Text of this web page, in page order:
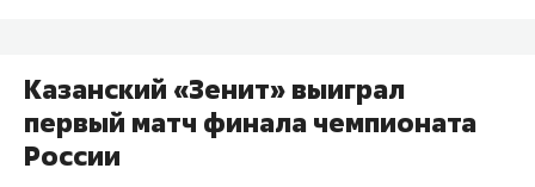
Казанский «Зенит» выиграл
первый матч финала чемпионата
России